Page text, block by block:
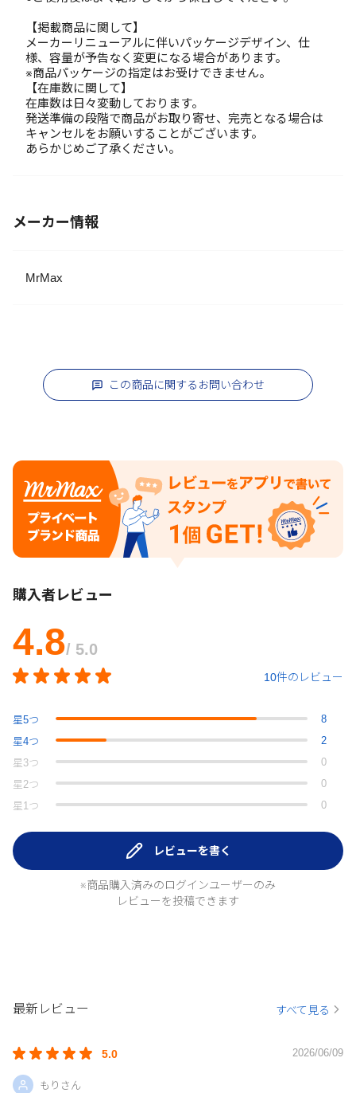
【掲載商品に関して】
メーカーリニューアルに伴いパッケージデザイン、仕
様、容量が予告なく変更になる場合があります。
※商品パッケージの指定はお受けできません。
【在庫数に関して】
在庫数は日々変動しております。
発送準備の段階で商品がお取り寄せ、完売となる場合は
キャンセルをお願いすることがございます。
あらかじめご了承ください。
メーカー情報
MrMax
この商品に関するお問い合わせ
購入者レビュー
4.8/ 5.0
10件のレビュー
星5つ
8
星4つ
2
星 3つ
0
星 2つ
0
星 1 つ 0
レビューを書く
※商品購入済みのログインユーザーのみ
レビューを投稿できます
最新レビュー すべて見る
5.0 2026/06/09
もりさん